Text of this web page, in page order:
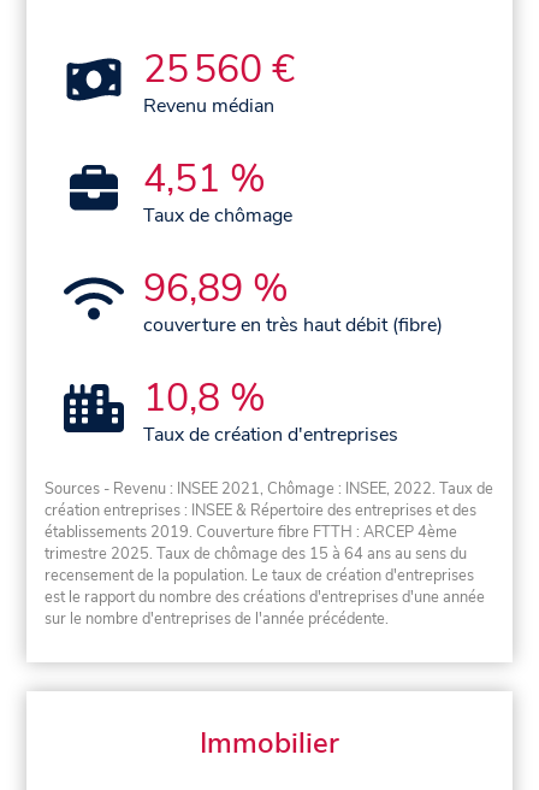
25 560 €
Revenu médian
4,51 %
Taux de chômage
96,89 %
couverture en très haut débit (fibre)
10,8 %
Taux de création d'entreprises
Sources - Revenu : INSEE 2021, Chômage : INSEE, 2022. Taux de
création entreprises : INSEE & Répertoire des entreprises et des
établissements 2019. Couverture fibre FTTH : ARCEP 4ème
trimestre 2025. Taux de chômage des 15 à 64 ans au sens du
recensement de la population. Le taux de création d'entreprises
est le rapport du nombre des créations d'entreprises d'une année
sur le nombre d'entreprises de l'année précédente.
Immobilier